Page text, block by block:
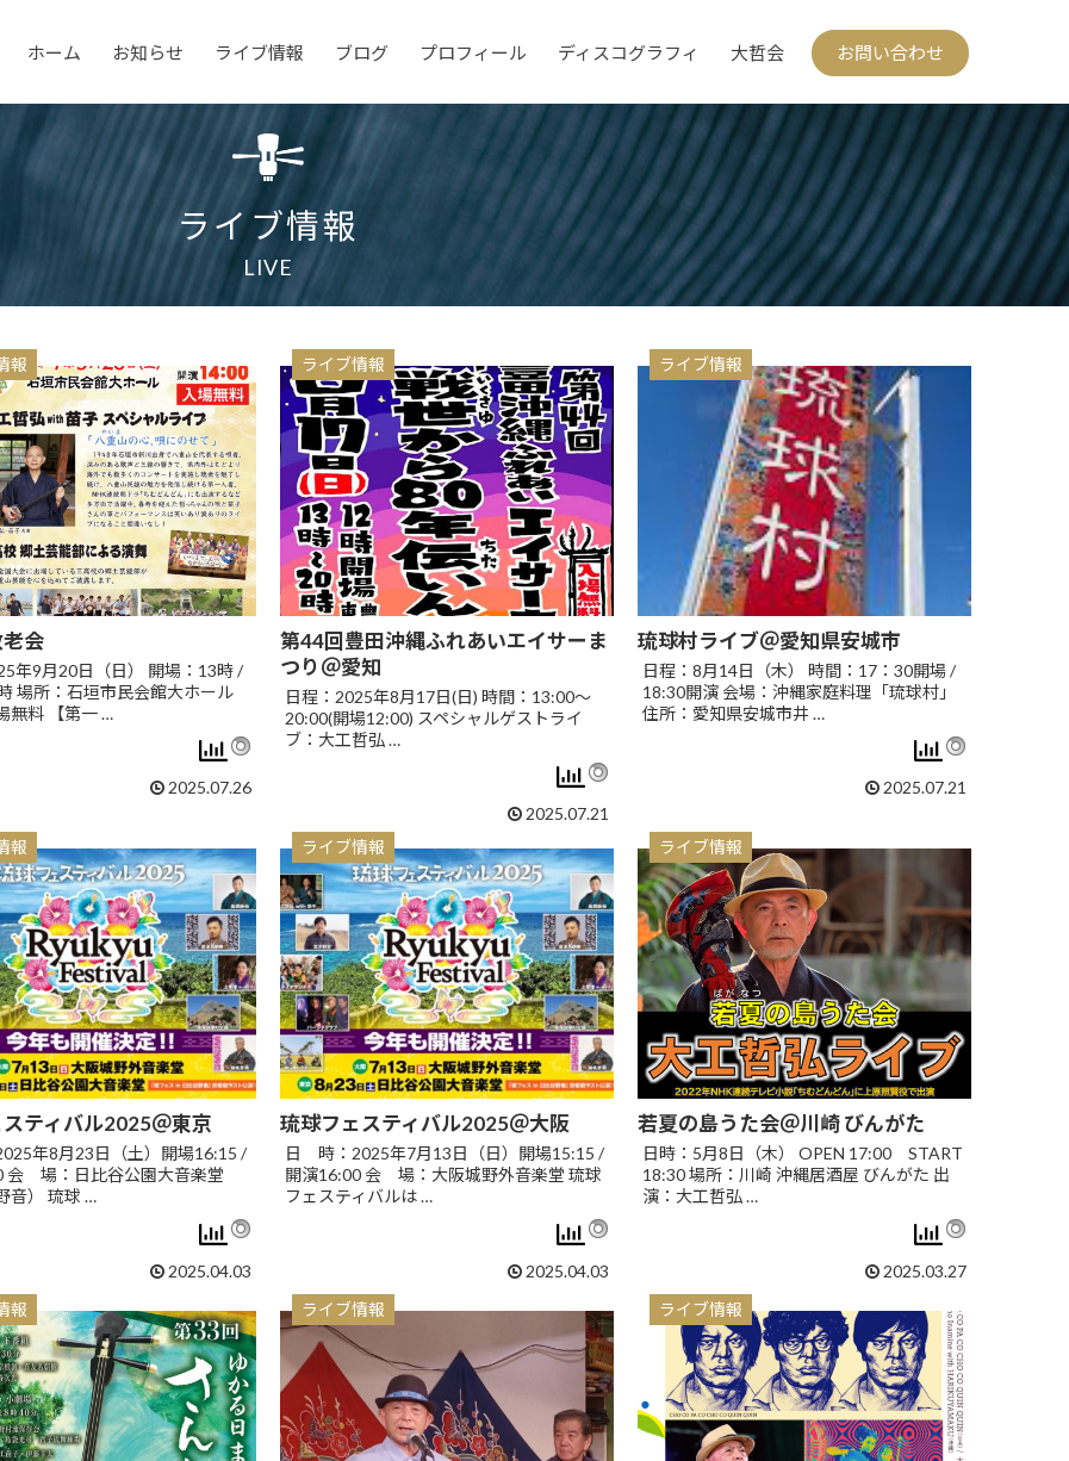
ホーム お知らせ ライブ情報 ブログ プロフィール ディスコグラフィ 大哲会 お問い合わせ
ライブ情報
LIVE
報
会
年9月20日（日） 開場：13時 /
場所：石垣市民会館大ホール
無料 【第一 …
2025.07.26
ライブ情報
第44回豊田沖縄ふれあいエイサーま
つり＠愛知
日程：2025年8月17日(日) 時間：13:00～
20:00(開場12:00) スペシャルゲストライ
ブ：大工哲弘 …
2025.07.21
ライブ情報
琉球村ライブ＠愛知県安城市
日程：8月14日（木） 時間：17：30開場 /
18:30開演 会場：沖縄家庭料理「琉球村」
住所：愛知県安城市井 …
2025.07.21
報
ティバル2025＠東京
年8月23日（土）開場16:15 /
会 場：日比谷公園大音楽堂
音） 琉球 …
2025.04.03
ライブ情報
琉球フェスティバル2025＠大阪
日 時：2025年7月13日（日）開場15:15 /
開演16:00 会 場：大阪城野外音楽堂 琉球
フェスティバルは …
2025.04.03
ライブ情報
若夏の島うた会＠川崎 びんがた
日時：5月8日（木） OPEN 17:00 START
18:30 場所：川崎 沖縄居酒屋 びんがた 出
演：大工哲弘 …
2025.03.27
報 ライブ情報 ライブ情報